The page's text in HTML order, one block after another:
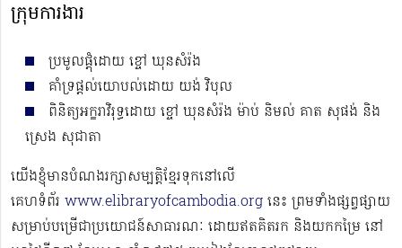
ក្រុមការងារ
ប្រមូលផ្ដុំដោយ ខ្ចៅ ឃុនសំរ៉ង
គាំទ្រផ្ដល់យោបល់ដោយ យង់ វិបុល
ពិនិត្យអក្ខរាវិរុទ្ធដោយ ខ្ចៅ ឃុនសំរ៉ង ម៉ាប់ និមល់ គាត សុផង់ និង
ស្រេង សុជាតា
យើងខ្ញុំមានបំណងរក្សាសម្បត្តិខ្មែរទុកនៅលើ
គេហទំព័រ www.elibraryofcambodia.org នេះ ព្រមទាំងផ្សព្វផ្សាយ
សម្រាប់បម្រើជាប្រយោជន៍សាធារណៈ ដោយឥតគិតរក និងយកកម្រៃ នៅ